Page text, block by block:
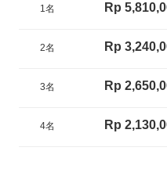
1名 Rp
2名 Rp
3名 Rp
4名 Rp